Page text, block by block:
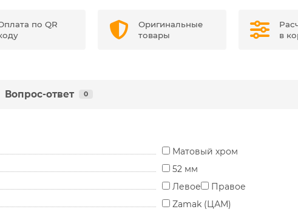
по QR
Оригинальные
товары
в
Вопрос-ответ 0
Матовый хром
52 мм
Левое
Правое
Zamak (ЦАМ)